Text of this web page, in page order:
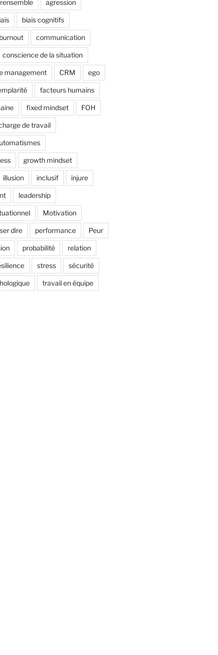
agression
biais cognitifs
burnout communication
conscience de la situation
management CRM ego
facteurs humains
fixed mindset FOH
de travail
growth mindset
illusion inclusif injure
leadership
Motivation
dire performance Peur
probabilité relation
stress sécurité
travail en équipe